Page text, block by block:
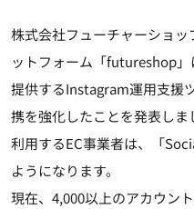
株式会社フューチャーショッ
ットフォーム「futureshop
提供するInstagram運用支援
携を強化したことを発表し
利用するEC事業者は、「
ようになります。
現在、4,000以上のアカウン